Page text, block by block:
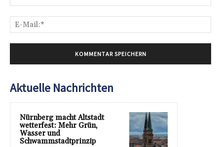
Aktuelle Nachrichten
Nürnberg macht Altstadt
wetterfest: Mehr Grün,
Wasser und
Schwammstadtprinzip